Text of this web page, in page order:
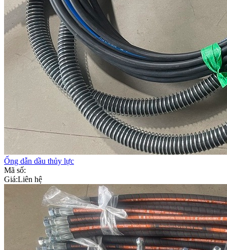
Ống dẫn dầu thủy lực
Mã số:
Giá:Liên hệ